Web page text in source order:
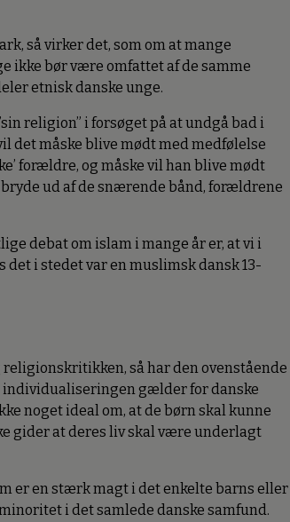
så virker det, som om at mange
ikke bør være omfattet af de samme
etnisk danske unge.
religion” i forsøget på at undgå bad i
det måske blive mødt med medfølelse
forældre, og måske vil han blive mødt
ud af de snærende bånd, forældrene
debat om islam i mange år er, at vi i
det i stedet var en muslimsk dansk 13-
så har den ovenstående
individualiseringen gælder for danske
noget ideal om, at de børn skal kunne
gider at deres liv skal være underlagt
er en stærk magt i det enkelte barns eller
i det samlede danske samfund.